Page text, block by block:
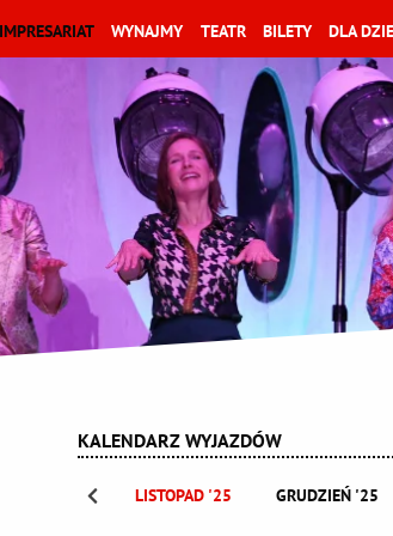
IMPRESARIAT WYNAJMY TEATR BILETY DLA
KALENDARZ WYJAZDÓW
'25 LISTOPAD '25 GRUDZIEŃ '25